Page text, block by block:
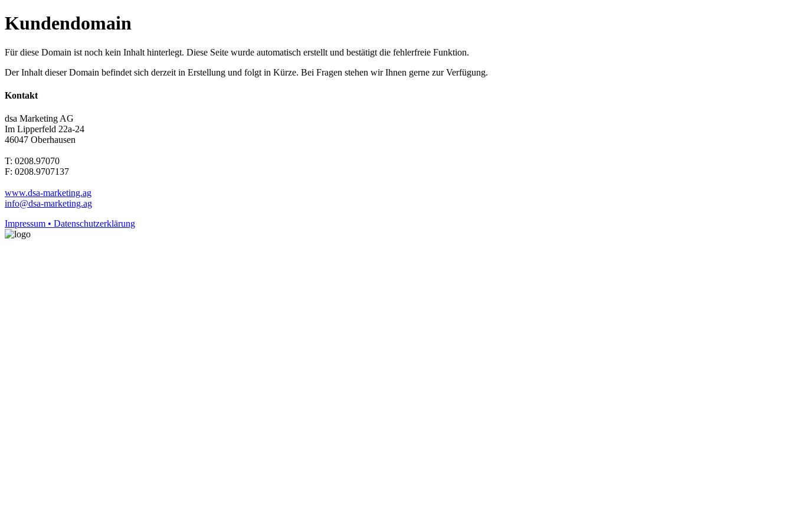
Kundendomain
Für diese Domain ist noch kein Inhalt hinterlegt. Diese Seite wurde automatisch erstellt und bestätigt die fehlerfreie Funktion.
Der Inhalt dieser Domain befindet sich derzeit in Erstellung und folgt in Kürze. Bei Fragen stehen wir Ihnen gerne zur Verfügung.
Kontakt
dsa Marketing AG
Im Lipperfeld 22a-24
46047 Oberhausen
T: 0208.97070
F: 0208.9707137
www.dsa-marketing.ag
info@dsa-marketing.ag
Impressum • Datenschutzerklärung